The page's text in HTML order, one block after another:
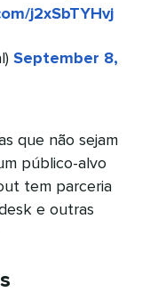
j2xSbTYHvj
September 8,
que não sejam
público-alvo
tem parceria
e outras